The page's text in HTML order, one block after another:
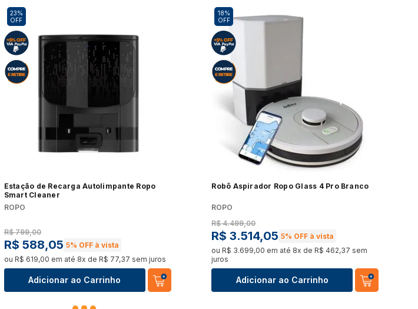
de Lavar
tudo
Secadora de Roupa
Ver tudo
Ver tudo
tudo
Processador de Alimentos
Ver tudo
Vaporizador
Ver tudo
Aquecedor de Alimentos
Ver tudo
Peças e Acessórios
Ver tudo
Máquina de Costura
23%
OFF
Estação de Recarga Autolimpante Ropo
Smart Cleaner
ROPO
R$ 799,00
R$ 588,05 5% OFF à vista
ou R$ 619,00 em até 8x de R$ 77,37 sem juros
Adicionar ao Carrinho
18%
OFF
Robô Aspirador Ropo Glass 4 Pro Branco
ROPO
R$ 4.499,00
R$ 3.514,05 5% OFF à vista
ouR$ 3.699,00 em até 8x deR$ 462,37 sem
juros
Adicionar ao Carrinho